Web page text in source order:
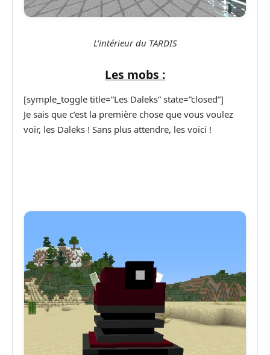
L’intérieur du TARDIS
Les mobs :
[symple_toggle title=”Les Daleks” state=”closed”]
Je sais que c’est la première chose que vous voulez
voir, les Daleks ! Sans plus attendre, les voici !